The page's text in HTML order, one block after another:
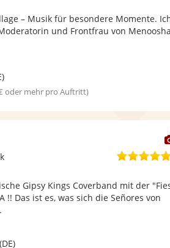
5
– Musik für besondere Momente.
und Frontfrau von
oder mehr pro Auftritt)
Gipsy Kings Coverband mit der
!! Das ist es, was sich die Señores von
(DE)